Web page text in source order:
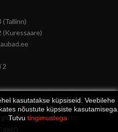
(Tallinn)
(Kuressaare)
2
kasutatakse küpsiseid. Veebilehe
nõustute küpsiste
Tutvu tingimustega
Copyright © 2017 Autofrend OÜ
and developed by